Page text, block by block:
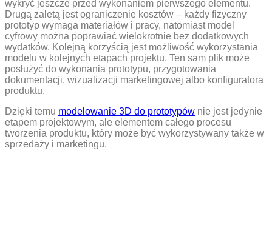
wykryć jeszcze przed wykonaniem pierwszego elementu.
Drugą zaletą jest ograniczenie kosztów – każdy fizyczny
prototyp wymaga materiałów i pracy, natomiast model
cyfrowy można poprawiać wielokrotnie bez dodatkowych
wydatków. Kolejną korzyścią jest możliwość wykorzystania
modelu w kolejnych etapach projektu. Ten sam plik może
posłużyć do wykonania prototypu, przygotowania
dokumentacji, wizualizacji marketingowej albo konfiguratora
produktu.
Dzięki temu modelowanie 3D do prototypów nie jest jedynie
etapem projektowym, ale elementem całego procesu
tworzenia produktu, który może być wykorzystywany także w
sprzedaży i marketingu.